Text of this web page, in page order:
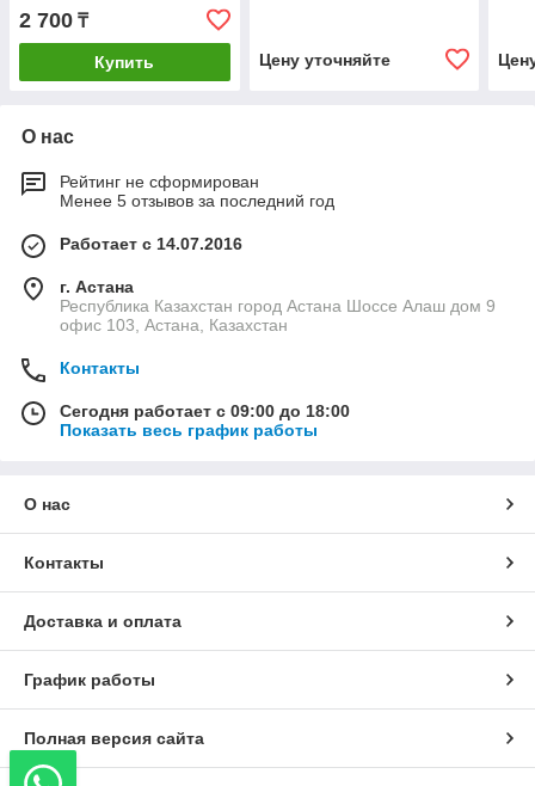
2 700 ₸
Купить Цену уточняйте
О нас
Рейтинг не сформирован
Менее 5 отзывов за последний год
Работает с 14.07.2016
г. Астана
Республика Казахстан город Астана Шоссе Алаш дом 9
офис 103, Астана, Казахстан
Контакты
Сегодня работает с 09:00 до 18:00
Показать весь график работы
О нас
Контакты
Доставка и оплата
График работы
Полная версия сайта